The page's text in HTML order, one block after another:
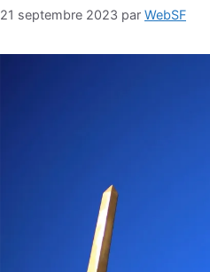
21 septembre 2023 par WebSF